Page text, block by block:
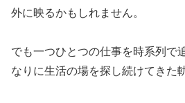
外に映るかもしれません。
でも一つひとつの仕事を時系列で
なりに生活の場を探し続けてきた